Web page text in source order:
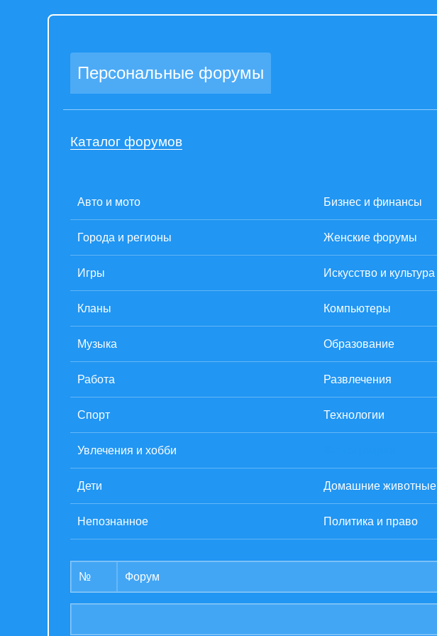
Персональные форумы
Каталог форумов
Авто и мото Бизнес и финансы
Города и регионы Женские форумы
Игры Искусство и культура
Кланы Компьютеры
Музыка Образование
Работа Развлечения
Спорт Технологии
Увлечения и хобби
Дети Домашние животные
Непознанное Политика и право
№ Форум